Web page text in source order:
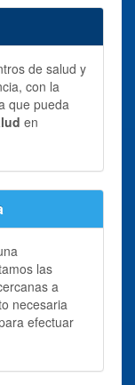
de salud y
con la
que pueda
en
las
a
necesaria
efectuar